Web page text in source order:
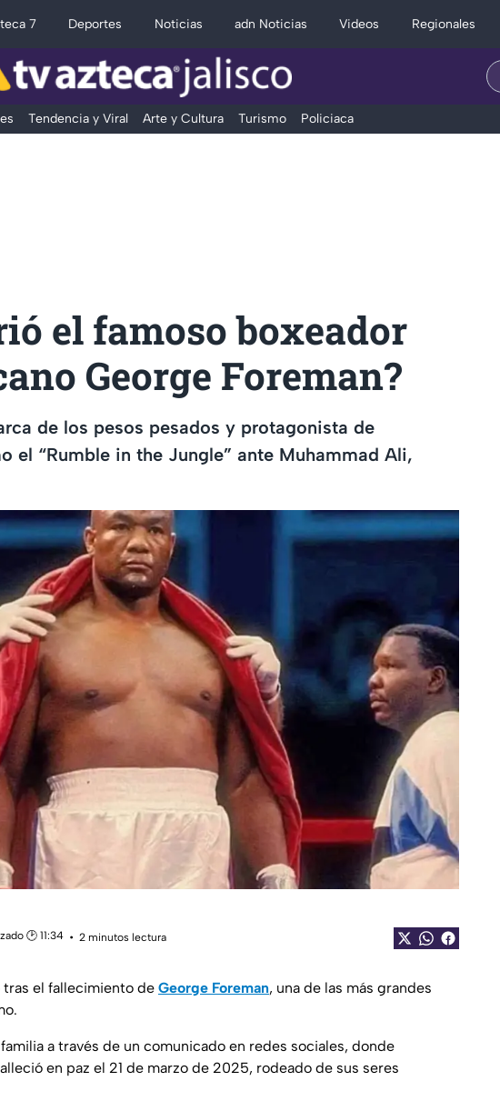
7 Deportes Noticias adn Noticias Videos Regionales
Tendencia y Viral Arte y Cultura Turismo Policiaca
el famoso boxeador
George Foreman?
de los pesos pesados y protagonista de
el “Rumble in the Jungle” ante Muhammad Ali,
🕑 11:34
2 minutos lectura
el fallecimiento de George Foreman, una de las más grandes
a través de un comunicado en redes sociales, donde
en paz el 21 de marzo de 2025, rodeado de sus seres